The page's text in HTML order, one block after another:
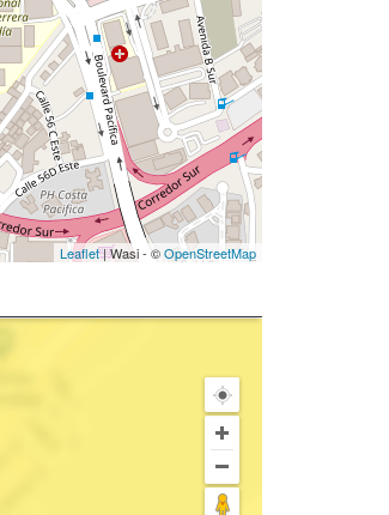
Leaflet| Wasi - ©OpenStreetMap